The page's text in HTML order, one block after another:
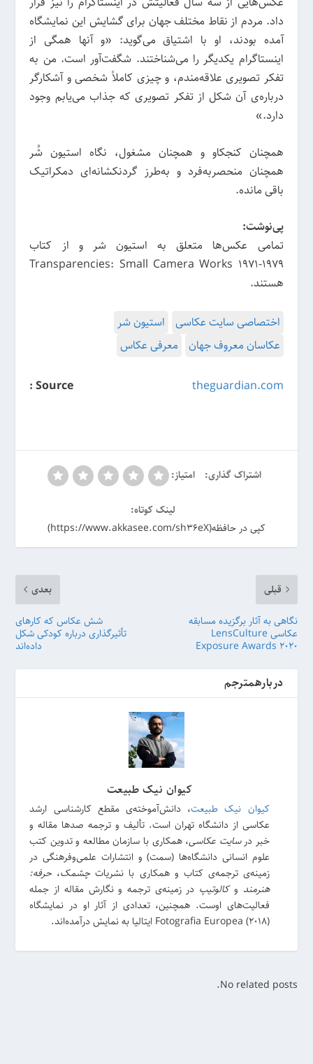
داد. مردم از نقاط مختلف جهان برای گشایش این نمایشگاه
آمده بودند، او با اشتیاق می‌گوید: «و آنها همگی از
اینستاگرام یکدیگر را می‌شناختند. شگفت‌آور است. من به
تفکر تصویری علاقه‌مندم، و چیزی کاملاً شخصی و آشکارگر
درباره‌ی آن شکل از تفکر تصویری که جذاب می‌یابم وجود
دارد.»
همچنان کنجکاو و همچنان مشغول، نگاه استیون شُر
همچنان منحصربه‌فرد و به‌طرز گردنکشانه‌ای دمکراتیک
باقی مانده.
پی‌نوشت:
تمامی عکس‌ها متعلق به استیون شر و از کتاب
Transparencies: Small Camera Works 1971-1979
هستند.
اختصاصی سایت عکاسی
استیون شر
عکاسان معروف جهان
معرفی عکاس
Source : theguardian.com
اشتراک گذاری: امتیاز:
لینک کوتاه:
کپی در حافظه(https://www.akkasee.com/sh36eX)
قبلی
نگاهی به آثار برگزیده مسابقه
عکاسی LensCulture
Exposure Awards 2020
بعدی
شش عکاس که کارهای
تأثیرگذاری درباره کودکی شکل
داده‌اند
دربارهمترجم
کیوان نیک طبیعت
کیوان نیک طبیعت، دانش‌آموخته‌ی مقطع کارشناسی ارشد
عکاسی از دانشگاه تهران است. تألیف و ترجمه صدها مقاله و
خبر درسایت عکاسی، همکاری با سازمان مطالعه و تدوین کتب
علوم انسانی دانشگاه‌ها (سمت) و انتشارات علمی‌وفرهنگی در
زمینه‌ی ترجمه‌ی کتاب و همکاری با نشریاتچشمک،حرفه:
هنرمند وکالوتیپ در زمینه‌ی ترجمه و نگارش مقاله از جمله
فعالیت‌های اوست. همچنین، تعدادی از آثار او در نمایشگاه
(Fotografia Europea (2018 ایتالیا به نمایش درآمده‌اند.
No related posts.